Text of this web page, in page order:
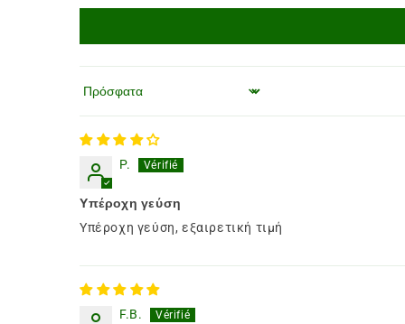
Ταξινόμηση κατά
P.
Υπέροχη γεύση
Υπέροχη γεύση, εξαιρετική τιμή
F.B.